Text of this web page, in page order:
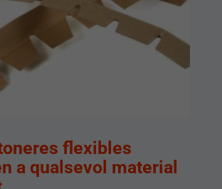
flexibles
a qualsevol material